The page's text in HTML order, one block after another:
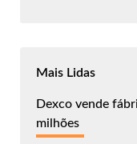
Mais Lidas
Dexco vende
milhões